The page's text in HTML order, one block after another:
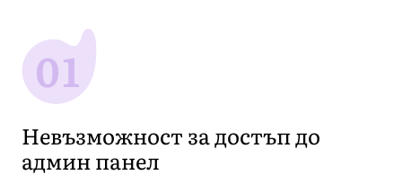
Невъзможност за достъп до
админ панел